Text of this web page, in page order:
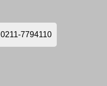
0211-7794110